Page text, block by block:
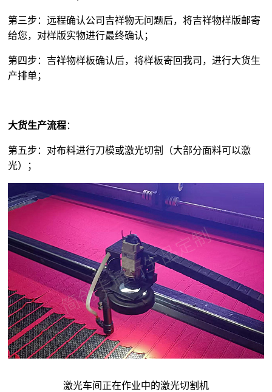
第三步：远程确认公司吉祥物无问题后，将吉祥物样版邮寄
给您，对样版实物进行最终确认；
第四步：吉祥物样板确认后，将样板寄回我司，进行大货生
产排单；
大货生产流程：
第五步：对布料进行刀模或激光切割（大部分面料可以激
光）；
激光车间正在作业中的激光切割机